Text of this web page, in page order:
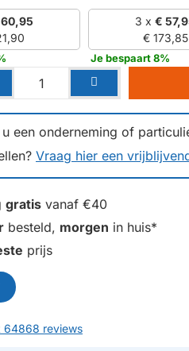
3 x€
€ 173,85
Je bespaart 8%
u een onderneming of
Vraag hier een
gratis vanaf €40
besteld, morgen in huis*
prijs
64868 reviews